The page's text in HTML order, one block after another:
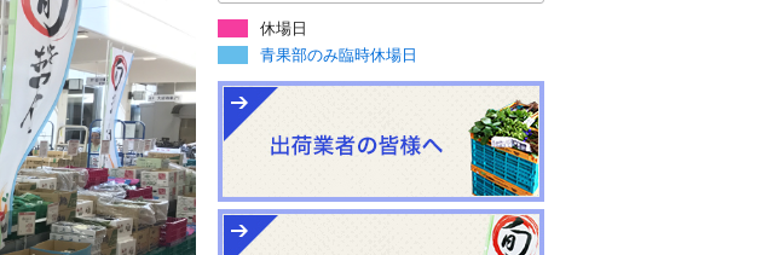
休場日
青果部のみ臨時休場日